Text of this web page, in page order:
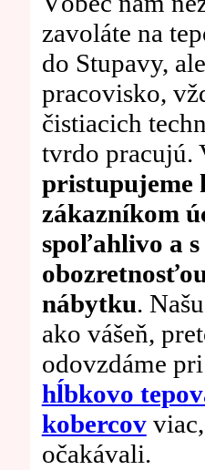
zavoláte na
do Stupavy,
pracovisko,
čistiacich
tvrdo pracujú.
pristupujeme
zákazníkom
spoľahlivo a
nábytku.
ako vášeň,
odovzdáme pri
hĺbkovo
kobercovviac,
očakávali.